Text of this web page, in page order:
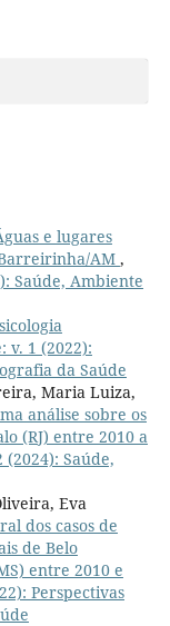
e lugares
AM ,
Saúde, Ambiente
v. 1 (2022):
da Saúde
Maria Luiza,
análise sobre os
(RJ) entre 2010 a
(2024): Saúde,
Eva
dos casos de
de Belo
entre 2010 e
Perspectivas